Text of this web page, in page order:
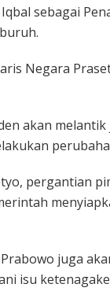
sebagai
Negara
akan
pergantian
juga
isu